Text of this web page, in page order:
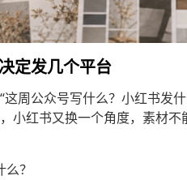
定发几个平台
周公众号写什么？小红书发
小红书又换一个角度，素材
？